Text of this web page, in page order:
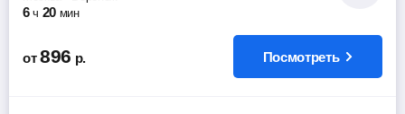
6 ч 20 мин
от 896 р. Посмотреть